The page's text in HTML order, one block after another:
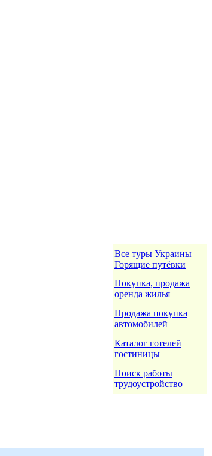
Все туры Украины
Горящие путёвки
Покупка, продажа
оренда жилья
Продажа покупка
автомобилей
Каталог готелей
гостиницы
Поиск работы
трудоустройство